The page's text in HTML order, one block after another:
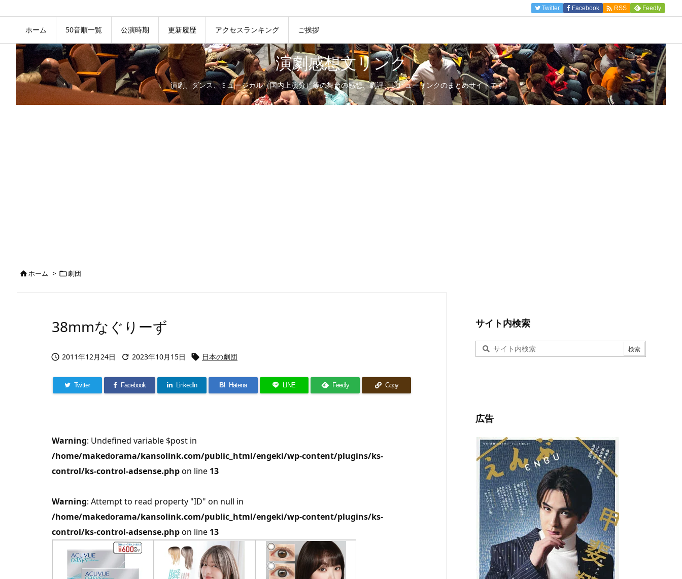
ホーム 50音順一覧 公演時期 更新履歴 アクセスランキング ご挨拶
Twitter Facebook  RSS Feedly
演劇感想文リンク
演劇、ダンス、ミュージカル（国内上演分）等の舞台の感想、劇評、レビューリンクのまとめサイトです。
ホーム > 劇団
38mmなぐりーず
 2011年12月24日  2023年10月15日  日本の劇団
Twitter Facebook LinkedIn B! Hatena LINE Feedly Copy
Warning: Undefined variable $post in
/home/makedorama/kansolink.com/public_html/engeki/wp-content/plugins/ks-
control/ks-control-adsense.phpon line 13
Warning: Attempt to read property "ID" on null in
/home/makedorama/kansolink.com/public_html/engeki/wp-content/plugins/ks-
control/ks-control-adsense.phpon line 13
サイト内検索
広告